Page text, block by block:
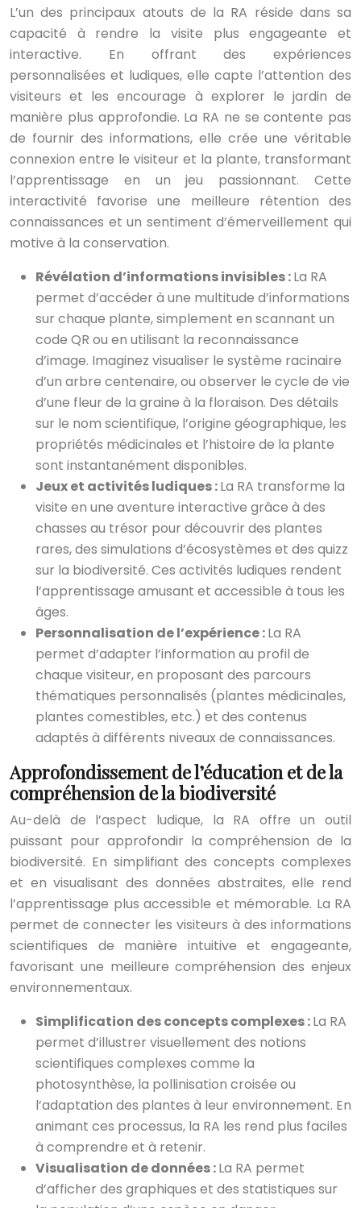
L’un des principaux atouts de la RA réside dans sa
capacité à rendre la visite plus engageante et
interactive. En offrant des expériences
personnalisées et ludiques, elle capte l’attention des
visiteurs et les encourage à explorer le jardin de
manière plus approfondie. La RA ne se contente pas
de fournir des informations, elle crée une véritable
connexion entre le visiteur et la plante, transformant
l’apprentissage en un jeu passionnant. Cette
interactivité favorise une meilleure rétention des
connaissances et un sentiment d’émerveillement qui
motive à la conservation.
Révélation d’informations invisibles :La RA
permet d’accéder à une multitude d’informations
sur chaque plante, simplement en scannant un
code QR ou en utilisant la reconnaissance
d’image. Imaginez visualiser le système racinaire
d’un arbre centenaire, ou observer le cycle de vie
d’une fleur de la graine à la floraison. Des détails
sur le nom scientifique, l’origine géographique, les
propriétés médicinales et l’histoire de la plante
sont instantanément disponibles.
Jeux et activités ludiques :La RA transforme la
visite en une aventure interactive grâce à des
chasses au trésor pour découvrir des plantes
rares, des simulations d’écosystèmes et des quizz
sur la biodiversité. Ces activités ludiques rendent
l’apprentissage amusant et accessible à tous les
âges.
Personnalisation de l’expérience :La RA
permet d’adapter l’information au profil de
chaque visiteur, en proposant des parcours
thématiques personnalisés (plantes médicinales,
plantes comestibles, etc.) et des contenus
adaptés à différents niveaux de connaissances.
Approfondissement de l’éducation et de la
compréhension de la biodiversité
Au-delà de l’aspect ludique, la RA offre un outil
puissant pour approfondir la compréhension de la
biodiversité. En simplifiant des concepts complexes
et en visualisant des données abstraites, elle rend
l’apprentissage plus accessible et mémorable. La RA
permet de connecter les visiteurs à des informations
scientifiques de manière intuitive et engageante,
favorisant une meilleure compréhension des enjeux
environnementaux.
Simplification des concepts complexes :La RA
permet d’illustrer visuellement des notions
scientifiques complexes comme la
photosynthèse, la pollinisation croisée ou
l’adaptation des plantes à leur environnement. En
animant ces processus, la RA les rend plus faciles
à comprendre et à retenir.
Visualisation de données :La RA permet
d’afficher des graphiques et des statistiques sur